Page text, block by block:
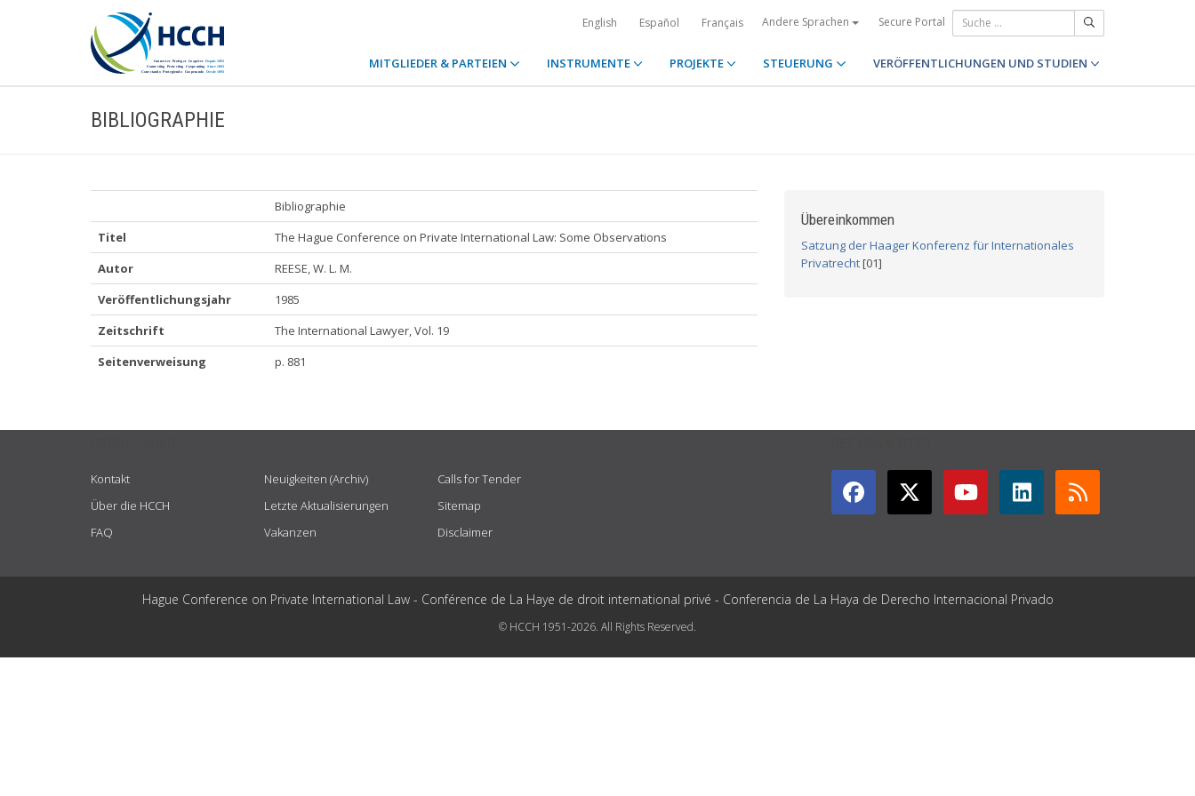
English Español Français Andere Sprachen Secure Portal
MITGLIEDER & PARTEIEN INSTRUMENTE PROJEKTE STEUERUNG VERÖFFENTLICHUNGEN UND STUDIEN
BIBLIOGRAPHIE
Bibliographie
Titel
The Hague Conference on Private International Law: Some Observations
Autor
REESE, W. L. M.
Veröffentlichungsjahr
1985
Zeitschrift
The International Lawyer, Vol. 19
Seitenverweisung
p. 881
Übereinkommen
Satzung der Haager Konferenz für Internationales
Privatrecht[01]
Kontakt
Über die HCCH
FAQ
Neuigkeiten (Archiv)
Letzte Aktualisierungen
Vakanzen
Calls for Tender
Sitemap
Disclaimer
Hague Conference on Private International Law - Conférence de La Haye de droit international privé - Conferencia de La Haya de Derecho Internacional Privado
© HCCH 1951-2026. All Rights Reserved.